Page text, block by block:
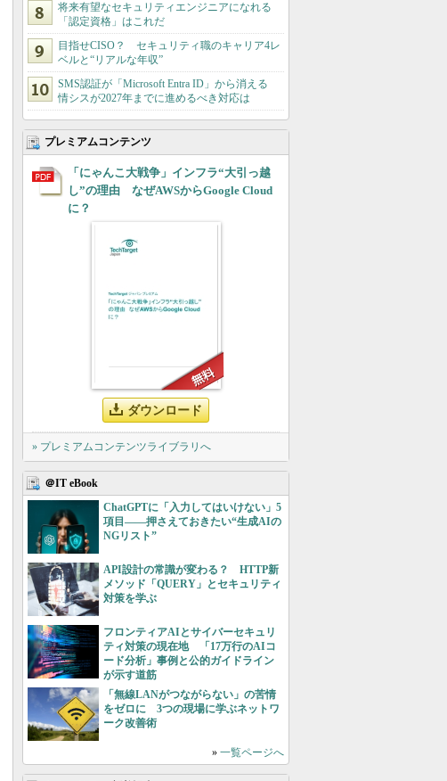
将来有望なセキュリティエンジニアになれる
「認定資格」はこれだ
目指せCISO？ セキュリティ職のキャリア4レ
ベルと“リアルな年収”
SMS認証が「Microsoft Entra ID」から消える
情シスが2027年までに進めるべき対応は
プレミアムコンテンツ
「にゃんこ大戦争」インフラ“大引っ越
し”の理由 なぜAWSからGoogle Cloud
に？
ダウンロード
» プレミアムコンテンツライブラリへ
＠IT eBook
ChatGPTに「入力してはいけない」5
項目――押さえておきたい“生成AIの
NGリスト”
API設計の常識が変わる？ HTTP新
メソッド「QUERY」とセキュリティ
対策を学ぶ
フロンティアAIとサイバーセキュリ
ティ対策の現在地 「17万行のAIコ
ード分析」事例と公的ガイドライン
が示す道筋
「無線LANがつながらない」の苦情
をゼロに 3つの現場に学ぶネットワ
ーク改善術
» 一覧ページへ